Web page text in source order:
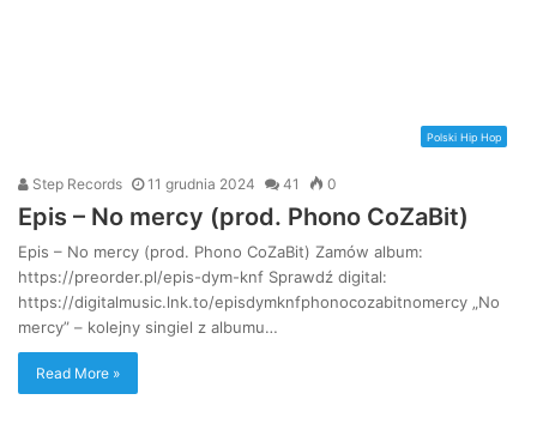
Polski Hip Hop
Step Records 11 grudnia 2024 41 0
Epis – No mercy (prod. Phono CoZaBit)
Epis – No mercy (prod. Phono CoZaBit) Zamów album:
https://preorder.pl/epis-dym-knf Sprawdź digital:
https://digitalmusic.lnk.to/episdymknfphonocozabitnomercy „No
mercy” – kolejny singiel z albumu…
Read More »